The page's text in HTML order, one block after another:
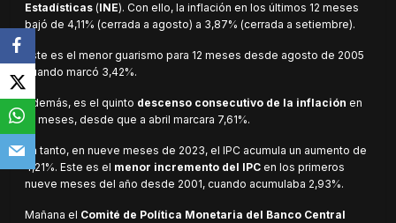
Estadísticas (INE). Con ello, la inflación en los últimos 12 meses
bajó de 4,11% (cerrada a agosto) a 3,87% (cerrada a setiembre).
Este es el menor guarismo para 12 meses desde agosto de 2005
cuando marcó 3,42%.
Además, es el quinto descenso consecutivo de la inflación en
12 meses, desde que a abril marcara 7,61%.
En tanto, en nueve meses de 2023, el IPC acumula un aumento de
4,21%. Este es el menor incremento del IPC en los primeros
nueve meses del año desde 2001, cuando acumulaba 2,93%.
Mañana el Comité de Política Monetaria del Banco Central